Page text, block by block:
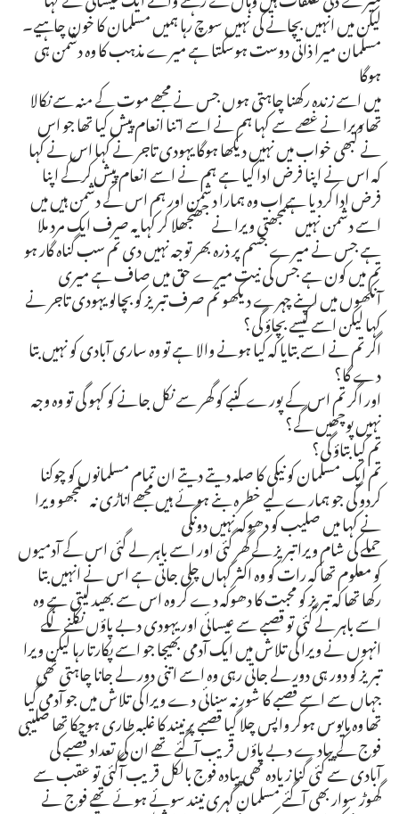
لیکن میں انہیں بچانے کی نہیں سوچ رہا ہمیں مسلمان کا خون چاہیے۔
مسلمان میرا ذاتی دوست ہوسکتا ہے میرے مذہب کا وہ دشمن ہی
ہوگا
میں اسے زندہ رکھنا چاہتی ہوں جس نے مجھے موت کے منہ سے نکالا
تھا ویرا نے غصے سے کہا ہم نے اسے اتنا انعام پیش کیا تھا جو اس
نے کبھی خواب میں نہیں دیکھا ہوگا یہودی تاجر نے کہا اس نے کہا
کہ اس نے اپنا فرض ادا کیا ہے ہم نے اسے انعام پیش کرکے اپنا
فرض ادا کردیا ہے اب وہ ہمارا دشمن اور ہم اس کے دشمن ہیں میں
اسے دشمن نہیں سمجھتی ویرا نے جھنجھلا کر کہا یہ صرف ایک مرد ملا
ہے جس نے میرے جسم پر ذرہ بھر توجہ نہیں دی تم سب گناہ گار ہو
تم میں کون ہے جس کی نیت میرے حق میں صاف ہے میری
آنکھوں میں اپنے چہرے دیکھو تم صرف تبریز کو بچالو یہودی تاجر نے
کہا لیکن اسے کیسے بچاؤ گی؟
اگر تم نے اسے بتایا کہ کیا ہونے والا ہے تو وہ ساری آبادی کو نہیں بتا
دے گا؟
اور اگر تم اس کے پورے کنبے کو گھر سے نکل جانے کو کہو گی تو وہ وجہ
نہیں پوچھیں گے؟
تم کیا بتاؤ گی؟
تم ایک مسلمان کو نیکی کا صلہ دیتے دیتے ان تمام مسلمانوں کو چوکنا
کردو گی جو ہمارے لیے خطرہ بنے ہوئے ہیں مجھے اناڑی نہ سمجھو ویرا
نے کہا میں صلیب کو دھوکہ نہیں دونگی
حملے کی شام ویرا تبریز کے گھر گئی اور اسے باہر لے گئی اس کے آدمیوں
کو معلوم تھا کہ رات کو وہ اکثر کہاں چلی جاتی ہے اس نے انہیں بتا
رکھا تھا کہ تبریز کو محبت کا دھوکہ دے کر وہ اس سے بھید لیتی ہے وہ
اسے باہر لے گئی تو قصبے سے عیسائی اور یہودی دبے پاؤں نکلنے لگے
انہوں نے ویرا کی تلاش میں ایک آدمی بھیجا جو اسے پکارتا رہا لیکن ویرا
تبریز کو دور ہی دور لے جاتی رہی وہ اسے اتنی دور لے جانا چاہتی تھی
جہاں سے اسے قصبے کا شور نہ سنائی دے ویرا کی تلاش میں جو آدمی گیا
تھا وہ مایوس ہوکر واپس چلا گیا قصبے پر نیند کا غلبہ طاری ہوچکا تھا صلیبی
فوج کے پیادے دبے پاؤں قریب آگئے تھے ان کی تعداد قصبے کی
آبادی سے کئی گنا زیادہ تھی پیادہ فوج بالکل قریب آگئی تو عقب سے
گھوڑ سوار بھی آگئے مسلمان گہری نیند سوئے ہوئے تھے فوج نے